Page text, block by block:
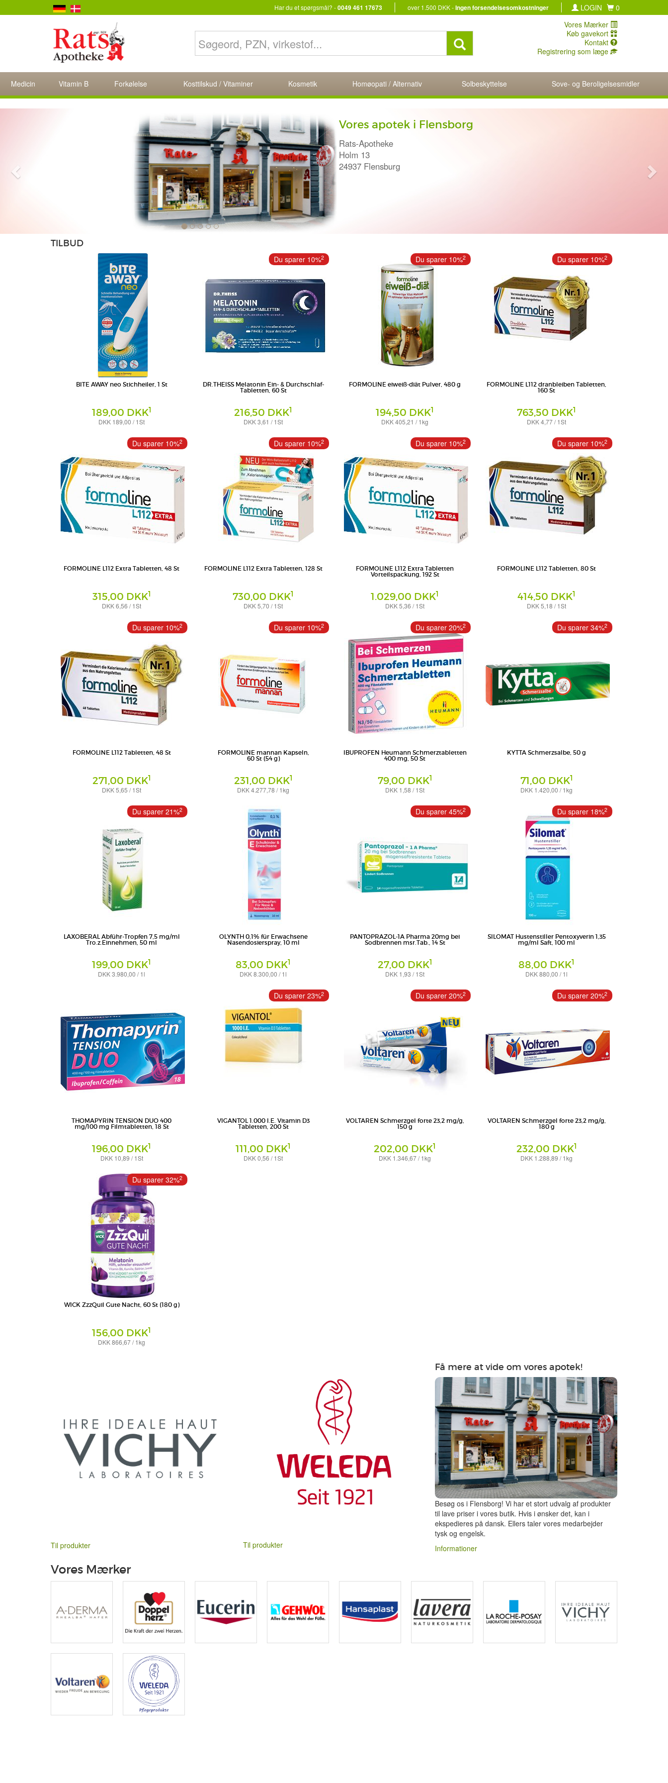
Har du et spørgsmål? -0049 461 17673 over 1.500 DKK -Ingen forsendelsesomkostninger LOGIN
0
Vores Mærker
Køb gavekort
Kontakt
Registrering som læge
Medicin Vitamin B Forkølelse Kosttilskud / Vitaminer Kosmetik Homøopati / Alternativ Solbeskyttelse Sove- og Beroligelsesmidler
Vitamin B12 ampuller.
I øjeblikket kan vitamin B12 1000μg ampuller fra Lichtenstein
Bestil gerne B12 1000μg ampuller fra Ankermann!
TILBUD
BITE AWAY neo Stichheiler, 1 St
189,00 DKK1
DKK 189,00 / 1St
DR.THEISS Melatonin Ein- & Durchschlaf-
Tabletten, 60 St
216,50 DKK1
DKK 3,61 / 1St
Du sparer 10%2
FORMOLINE eiweiß-diät Pulver, 480 g
194,50 DKK1
DKK 405,21 / 1kg
Du sparer 10%2
FORMOLINE L112 dranbleiben Tabletten,
160 St
763,50 DKK1
DKK 4,77 / 1St
Du sparer 10%2
FORMOLINE L112 Extra Tabletten, 48 St
315,00 DKK1
DKK 6,56 / 1St
Du sparer 10%2
FORMOLINE L112 Extra Tabletten, 128 St
730,00 DKK1
DKK 5,70 / 1St
Du sparer 10%2
FORMOLINE L112 Extra Tabletten
Vorteilspackung, 192 St
1.029,00 DKK1
DKK 5,36 / 1St
Du sparer 10%2
FORMOLINE L112 Tabletten, 80 St
414,50 DKK1
DKK 5,18 / 1St
Du sparer 10%2
FORMOLINE L112 Tabletten, 48 St
271,00 DKK1
DKK 5,65 / 1St
Du sparer 10%2
FORMOLINE mannan Kapseln,
60 St (54 g)
231,00 DKK1
DKK 4.277,78 / 1kg
Du sparer 10%2
IBUPROFEN Heumann Schmerztabletten
400 mg, 50 St
79,00 DKK1
DKK 1,58 / 1St
HEUMANN PHARMA GmbH & Co. Generica KG
Du sparer 20%2
KYTTA Schmerzsalbe, 50 g
71,00 DKK1
DKK 1.420,00 / 1kg
WICK Pharma - Zweigniederlassung der Procter & Gamble
Du sparer 34%2
LAXOBERAL Abführ-Tropfen 7,5 mg/ml
Tro.z.Einnehmen, 50 ml
199,00 DKK1
DKK 3.980,00 / 1l
Du sparer 21%2
OLYNTH 0,1% für Erwachsene
Nasendosierspray, 10 ml
83,00 DKK1
DKK 8.300,00 / 1l
PANTOPRAZOL-1A Pharma 20mg bei
Sodbrennen msr.Tab., 14 St
27,00 DKK1
DKK 1,93 / 1St
Du sparer 45%2
SILOMAT Hustenstiller Pentoxyverin 1,35
mg/ml Saft, 100 ml
88,00 DKK1
DKK 880,00 / 1l
STADA Consumer Health Deutschland GmbH
Du sparer 18%2
THOMAPYRIN TENSION DUO 400
mg/100 mg Filmtabletten, 18 St
196,00 DKK1
DKK 10,89 / 1St
A. Nattermann & Cie GmbH
VIGANTOL 1.000 I.E. Vitamin D3
Tabletten, 200 St
111,00 DKK1
DKK 0,56 / 1St
Du sparer 23%2
VOLTAREN Schmerzgel forte 23,2 mg/g,
150 g
202,00 DKK1
DKK 1.346,67 / 1kg
Du sparer 20%2
VOLTAREN Schmerzgel forte 23,2 mg/g,
180 g
232,00 DKK1
DKK 1.288,89 / 1kg
Du sparer 20%2
WICK ZzzQuil Gute Nacht, 60 St (180 g)
156,00 DKK1
DKK 866,67 / 1kg
Du sparer 32%2
Til produkter Til produkter
Få mere at vide om vores apotek!
Besøg os i Flensborg! Vi har et stort udvalg af produkter
til lave priser i vores butik. Hvis i ønsker det, kan i
ekspedieres på dansk. Ellers taler vores medarbejder
tysk og engelsk.
Informationer
Vores Mærker